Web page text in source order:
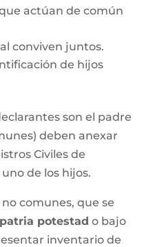
actúan de común
conviven juntos.
de hijos
son el padre
deben anexar
Civiles de
de los hijos.
comunes, que se
patria potestad o bajo
inventario de